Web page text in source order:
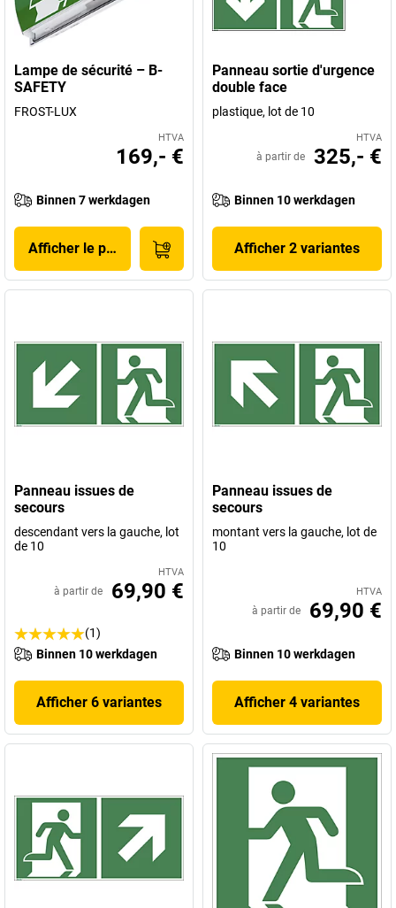
Lampe de sécurité – B-
SAFETY
FROST-LUX
HTVA
169,- €
Binnen 7 werkdagen
Afficher le produit
Panneau sortie d'urgence
double face
plastique, lot de 10
HTVA
à partir de 325,- €
Binnen 10 werkdagen
Afficher 2 variantes
Panneau issues de
secours
descendant vers la gauche, lot
de 10
HTVA
à partir de 69,90 €
(1)
Binnen 10 werkdagen
Afficher 6 variantes
Panneau issues de
secours
montant vers la gauche, lot de
10
HTVA
à partir de 69,90 €
Binnen 10 werkdagen
Afficher 4 variantes